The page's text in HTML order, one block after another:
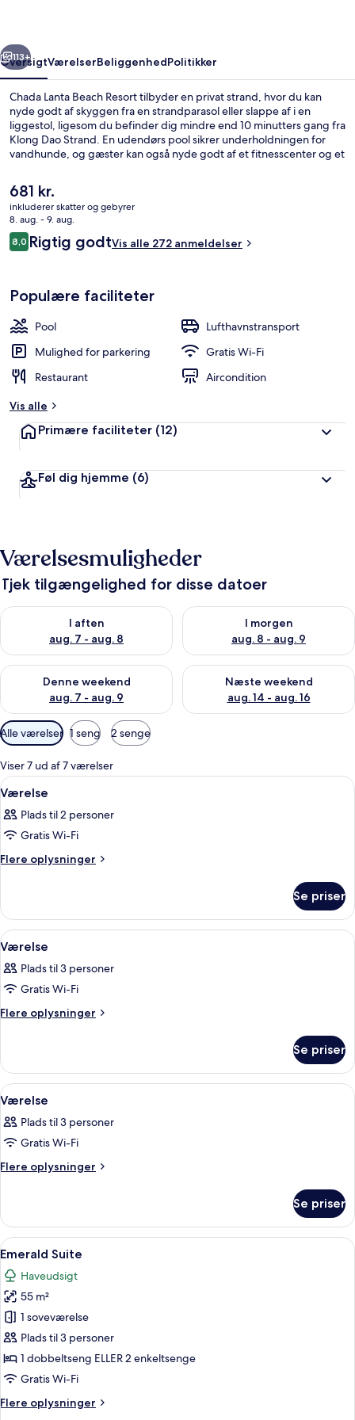
Næste
113+
OversigtVærelserBeliggenhedPolitikker
Chada Lanta Beach Resort tilbyder en privat strand, hvor du kan
nyde godt af skyggen fra en strandparasol eller slappe af i en
liggestol, ligesom du befinder dig mindre end 10 minutters gang fra
Klong Dao Strand. En udendørs pool sikrer underholdningen for
vandhunde, og gæster kan også nyde godt af et fitnesscenter og et
godt sted at nyde en kølig drink. Dette resort med luksusfaciliteter
har også en bar ved poolen, et dampbad og en børnepool.
Den
nuværende
pris
er
681 kr.
681 kr.
inkluderer skatter og gebyrer
8. aug. - 9. aug.
Anmeldelser
8,08,0 ud af 10.
Rigtig godtVis alle 272 anmeldelser
Populære faciliteter
Pool
Lufthavnstransport
Mulighed for parkering
Gratis Wi-Fi
Restaurant
Aircondition
Vis alle
Primære faciliteter (12)
Føl dig hjemme (6)
Værelsesmuligheder
Tjek tilgængelighed for disse datoer
I aften
aug. 7 - aug. 8
Tjek tilgængelighed for i aften aug. 7 - aug. 8
I morgen
aug. 8 - aug. 9
Tjek tilgængelighed for i
Denne weekend
aug. 7 - aug. 9
Tjek tilgængelighed for denne weekend aug. 7 - aug. 9
Næste weekend
aug. 14 - aug. 16
Tjek tilgængelighed for næste
Tilgængelige
filtre
for
værelser
Alle værelser 1 seng 2 senge
Viser 7 ud af 7 værelser
Indlæs
alle
billeder
af
Værelse
Minibar, pengeskab på værelset,
16
Værelse
Plads til 2 personer
Gratis Wi-Fi
Flere oplysninger
Flere
Se priser
Indlæs
alle
billeder
af
Værelse
Minibar, pengeskab på værelset,
23
Værelse
Plads til 3 personer
Gratis Wi-Fi
Flere oplysninger
Flere
Se priser
Indlæs
alle
billeder
af
Værelse
Minibar, pengeskab på værelset,
11
Værelse
Plads til 3 personer
Gratis Wi-Fi
Flere oplysninger
Flere
Se priser
Indlæs
alle
billeder
af
Emerald
Suite
Et soveværelse med seng, natbord
16
Emerald Suite
Haveudsigt
55 m²
1 soveværelse
Plads til 3 personer
1 dobbeltseng ELLER 2 enkeltsenge
Gratis Wi-Fi
Flere oplysninger
Flere